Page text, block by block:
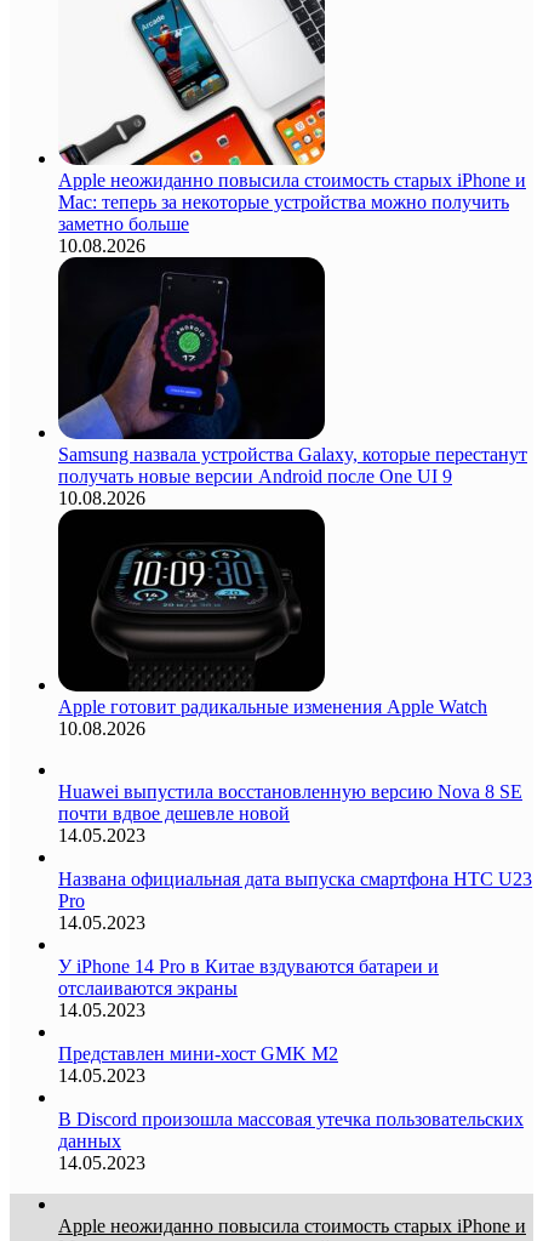
Apple неожиданно повысила стоимость старых iPhone и
Mac: теперь за некоторые устройства можно получить
заметно больше
10.08.2026
Samsung назвала устройства Galaxy, которые перестанут
получать новые версии Android после One UI 9
10.08.2026
Apple готовит радикальные изменения Apple Watch
10.08.2026
Huawei выпустила восстановленную версию Nova 8 SE
почти вдвое дешевле новой
14.05.2023
Названа официальная дата выпуска смартфона HTC U23
Pro
14.05.2023
У iPhone 14 Pro в Китае вздуваются батареи и
отслаиваются экраны
14.05.2023
Представлен мини-хост GMK M2
14.05.2023
В Discord произошла массовая утечка пользовательских
данных
14.05.2023
Apple неожиданно повысила стоимость старых iPhone и